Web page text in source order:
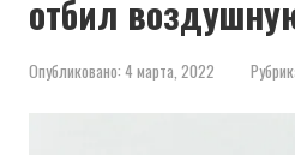
отбил
Опубликовано: 4 марта, 2022